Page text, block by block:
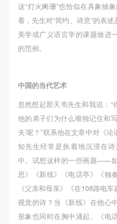
这“灯火阑珊”也恰似在具象抽
看，先生对“简约、诗意”的表
美学或广义语言学的课题做进
的范例。
中国的当代艺术
忽然想起那天韦先生和我说：
他的弟子们为什么唯独记住和
夫’呢？”联系他在文章中对《
知先生经常是执着地沉浸在
中。试想这样的一些画题——
思》《新线》《电话亭》《独
《父亲和母亲》《在108路电
视觉的诗？当《新线》在他心
形象也同时在胸中涌起。《电